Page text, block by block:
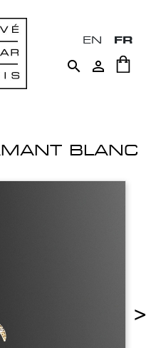
EN FR
 
BLANC
>